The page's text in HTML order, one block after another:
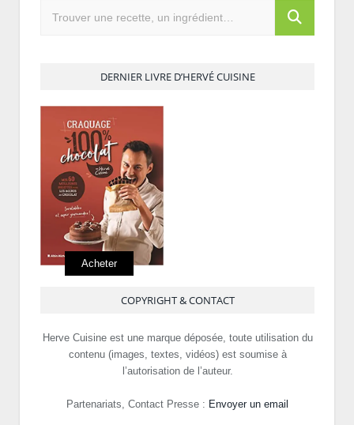
DERNIER LIVRE D’HERVÉ CUISINE
Acheter
COPYRIGHT & CONTACT
Herve Cuisine est une marque déposée, toute utilisation du
contenu (images, textes, vidéos) est soumise à
l’autorisation de l’auteur.
Partenariats, Contact Presse : Envoyer un email